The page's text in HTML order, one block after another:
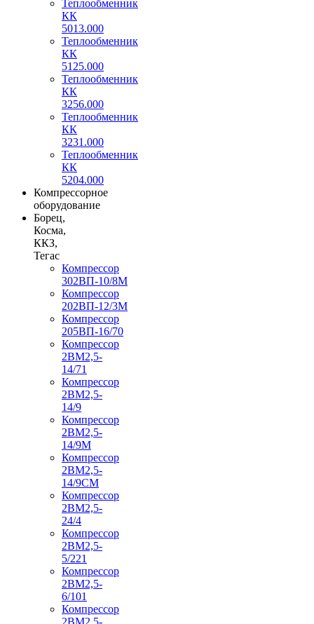
Теплообменник
КК
5013.000
Теплообменник
КК
5125.000
Теплообменник
КК
3256.000
Теплообменник
КК
3231.000
Теплообменник
КК
5204.000
Компрессорное
оборудование
Борец,
Косма,
ККЗ,
Тегас
Компрессор
302ВП-10/8М
Компрессор
202ВП-12/3М
Компрессор
205ВП-16/70
Компрессор
2ВМ2,5-
14/71
Компрессор
2ВМ2,5-
14/9
Компрессор
2ВМ2,5-
14/9М
Компрессор
2ВМ2,5-
14/9СМ
Компрессор
2ВМ2,5-
24/4
Компрессор
2ВМ2,5-
5/221
Компрессор
2ВМ2,5-
6/101
Компрессор
2ВМ2,5-